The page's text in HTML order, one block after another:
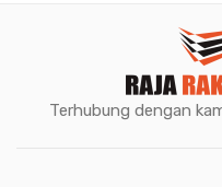
Terhubung dengan